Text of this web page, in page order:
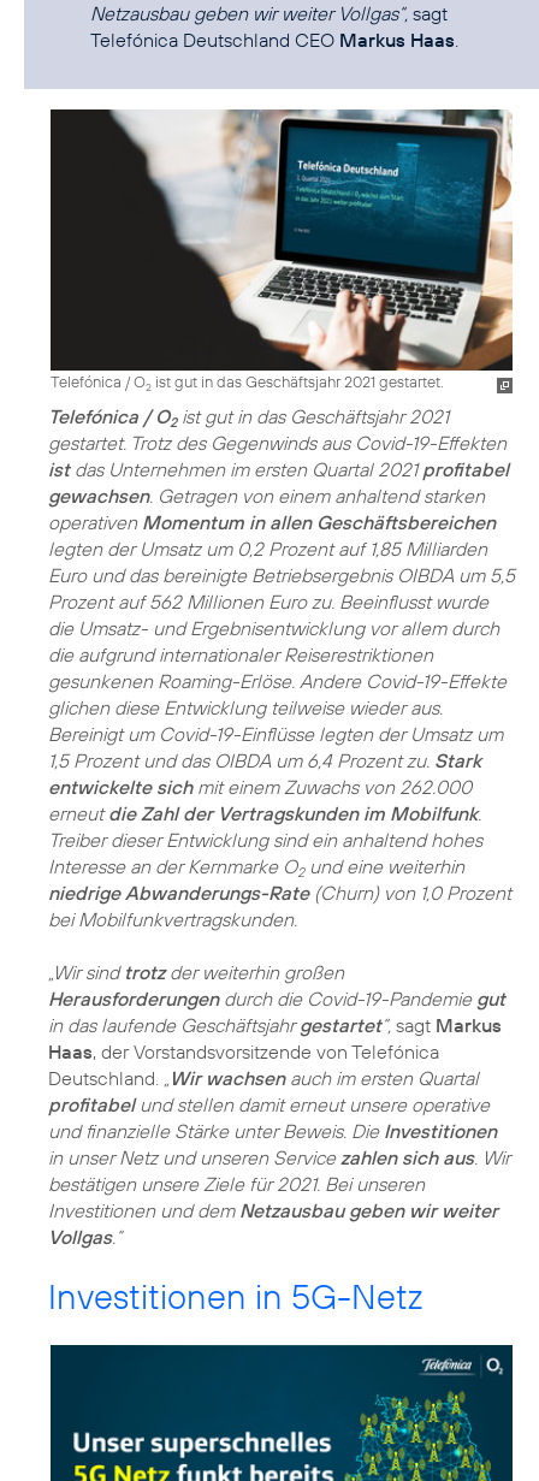
Netzausbau geben wir weiter Vollgas“, sagt
Telefónica Deutschland CEO Markus Haas.
Telefónica / O2 ist gut in das Geschäftsjahr 2021 gestartet.
Telefónica / O2ist gut in das Geschäftsjahr 2021
gestartet. Trotz des Gegenwinds aus Covid-19-Effekten
istdas Unternehmen im ersten Quartal 2021profitabel
gewachsen. Getragen von einem anhaltend starken
operativen Momentum in allen Geschäftsbereichen
legten der Umsatz um 0,2 Prozent auf 1,85 Milliarden
Euro und das bereinigte Betriebsergebnis OIBDA um 5,5
Prozent auf 562 Millionen Euro zu. Beeinflusst wurde
die Umsatz- und Ergebnisentwicklung vor allem durch
die aufgrund internationaler Reiserestriktionen
gesunkenen Roaming-Erlöse. Andere Covid-19-Effekte
glichen diese Entwicklung teilweise wieder aus.
Bereinigt um Covid-19-Einflüsse legten der Umsatz um
1,5 Prozent und das OIBDA um 6,4 Prozent zu. Stark
entwickelte sichmit einem Zuwachs von 262.000
erneutdie Zahl der Vertragskunden im Mobilfunk.
Treiber dieser Entwicklung sind ein anhaltend hohes
Interesse an der Kernmarke O2und eine weiterhin
niedrige Abwanderungs-Rate(Churn) von 1,0 Prozent
bei Mobilfunkvertragskunden.
„Wir sind trotzder weiterhin großen
Herausforderungendurch die Covid-19-Pandemie gut
in das laufende Geschäftsjahrgestartet“, sagt Markus
Haas, der Vorstandsvorsitzende von Telefónica
Deutschland.
Wir wachsenauch im ersten Quartal
profitabelund stellen damit erneut unsere operative
und finanzielle Stärke unter Beweis. Die Investitionen
in unser Netz und unseren Service zahlen sich aus. Wir
bestätigen unsere Ziele für 2021. Bei unseren
Investitionen und dem Netzausbau geben wir weiter
Vollgas.“
Investitionen in 5G-Netz